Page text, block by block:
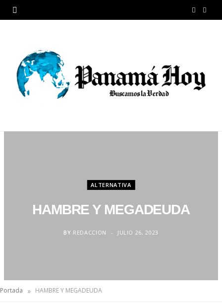
b
ALTERNATIVA
HAMBRE Y MEGADEUDA
BY REDACCION JULIO 26, 2023
Portada » HAMBRE Y MEGADEUDA